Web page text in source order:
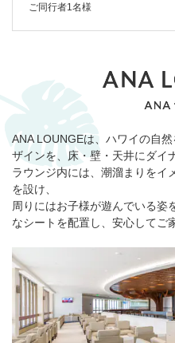
ご同行者1名様
ANA LOUNGEは、ハワイの自
ザインを、床・壁・天井にダイ
ラウンジ内には、潮溜まりをイ
を設け、
周りにはお子様が遊んでいる姿
なシートを配置し、安心してご